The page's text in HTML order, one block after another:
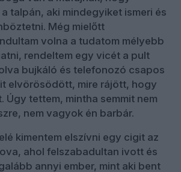
talpán, aki mindegyiket ismeri és
Még mielőtt
volna a tudatom mélyebb
rendeltem egy vicét a pult
bujkáló és telefonozó csapos
elvörösödött, mire rájött, hogy
Úgy tettem, mintha semmit nem
nem vagyok én barbár.
kimentem elszívni egy cigit az
ahol felszabadultan ivott és
annyi ember, mint aki bent